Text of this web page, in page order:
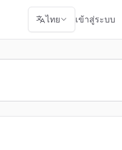
ไทย เข้าสู่ระบบ